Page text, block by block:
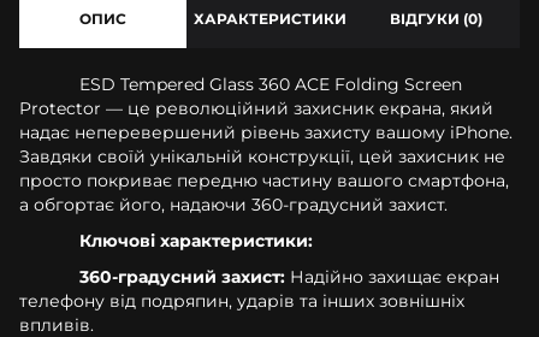
ОПИС ХАРАКТЕРИСТИКИ ВІДГУКИ (0)
ESD Tempered Glass 360 ACE Folding Screen
Protector — це революційний захисник екрана, який
надає неперевершений рівень захисту вашому iPhone.
Завдяки своїй унікальній конструкції, цей захисник не
просто покриває передню частину вашого смартфона,
а обгортає його, надаючи 360-градусний захист.
Ключові характеристики:
360-градусний захист: Надійно захищає екран
телефону від подряпин, ударів та інших зовнішніх
впливів.